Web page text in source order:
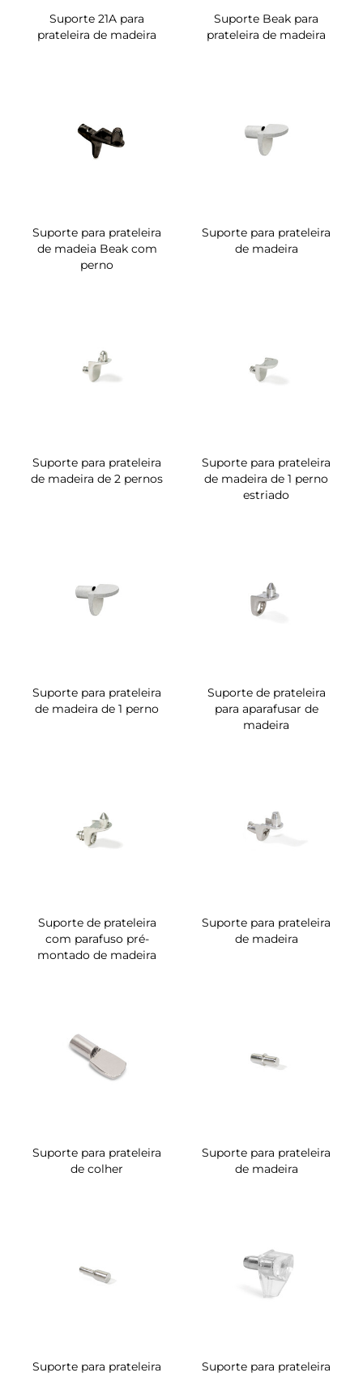
Suporte 21A para
prateleira de madeira
Suporte Beak para
prateleira de madeira
Suporte para prateleira
de madeia Beak com
perno
Suporte para prateleira
de madeira
Suporte para prateleira
de madeira de 2 pernos
Suporte para prateleira
de madeira de 1 perno
estriado
Suporte para prateleira
de madeira de 1 perno
Suporte de prateleira
para aparafusar de
madeira
Suporte de prateleira
com parafuso pré-
montado de madeira
Suporte para prateleira
de madeira
Suporte para prateleira
de colher
Suporte para prateleira
de madeira
Suporte para prateleira
Suporte para prateleira